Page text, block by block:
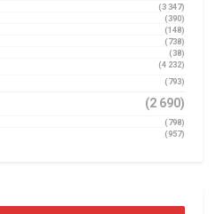
(3 347)
(390)
(148)
(738)
(38)
(4 232)
(793)
(2 690)
(798)
(957)